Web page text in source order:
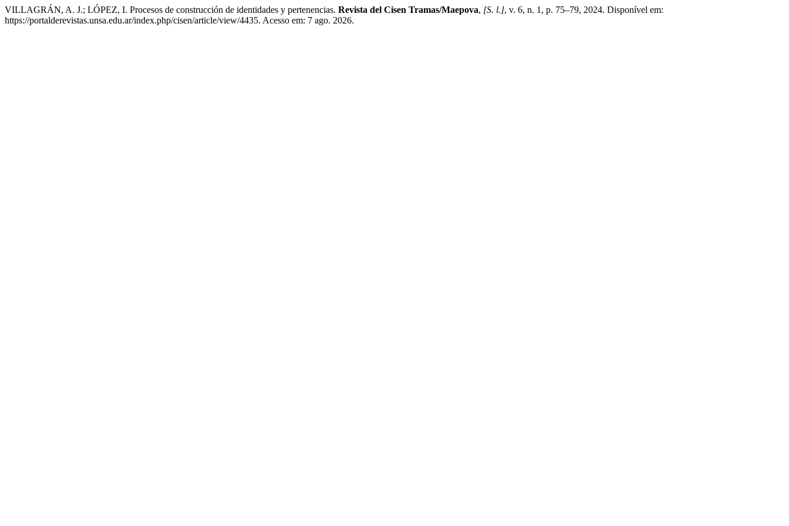
VILLAGRÁN, A. J.; LÓPEZ, I. Procesos de construcción de identidades y pertenencias. Revista del Cisen Tramas/Maepova, [S. l.], v. 6, n. 1, p. 75–79, 2024. Disponível em:
https://portalderevistas.unsa.edu.ar/index.php/cisen/article/view/4435. Acesso em: 7 ago. 2026.